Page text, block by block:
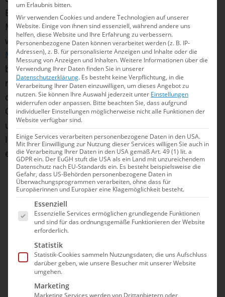
Berlin),
Nina Jazy (SG Essen), Nina Holt
Magdeburg) undJulianna Bocska(SG Essen)
waren über 4x50m Freistilam Vormittag in 1:35,69
Minuten zum deutschen Rekord gesprintet. Die
bisherige Kurzbahn-Bestmarke (1:36,73) stammte
noch aus dem Jahr 2009 und damit aus der Ära
der Hightechanzüge. Am Abend war das DSV-
Quartett dann sieben Hundertstel langsamer
unterwegs, was hinter den Niederlanden (1:33,85),
Italien (1:34,30) und Polen (1:35,75) Rang vier
einbrachte.
© Jo Kleindl
Angelina Köhler
um Erlaubnis bitten.
Wir verwenden Cookies und andere Technologien auf unserer
Website. Einige von ihnen sind essenziell, während andere uns
helfen, diese Website und Ihre Erfahrung zu verbessern.
Personenbezogene Daten können verarbeitet werden (z. B. IP-
Adressen), z. B. für personalisierte Anzeigen und Inhalte oder die
Messung von Anzeigen und Inhalten.Weitere Informationen über die
Verwendung Ihrer Daten finden Sie in unserer
Datenschutzerklärung. Es besteht keine Verpflichtung, in die
Verarbeitung Ihrer Daten einzuwilligen, um dieses Angebot zu
nutzen.Sie können Ihre Auswahl jederzeit unter Einstellungen
widerrufen oder anpassen. Bitte beachten Sie, dass aufgrund
individueller Einstellungen möglicherweise nicht alle Funktionen der
Website verfügbar sind.
Einige Services verarbeiten personenbezogene Daten in den USA.
Mit Ihrer Einwilligung zur Nutzung dieser Services willigen Sie auch in
die Verarbeitung Ihrer Daten in den USA gemäß Art. 49 (1) lit. a
GDPR ein. Der EuGH stuft die USA als ein Land mit unzureichendem
Datenschutz nach EU-Standards ein. Es besteht beispielsweise die
Gefahr, dass US-Behörden personenbezogene Daten in
Überwachungsprogrammen verarbeiten, ohne dass für
Europäerinnen und Europäer eine Klagemöglichkeit besteht.
Es folgt eine Liste der Service-Gruppen, für die
Essenziell
Essenzielle Services ermöglichen grundlegende Funktionen
und sind für das ordnungsgemäße Funktionieren der Website
erforderlich.
Statistik
Statistik-Cookies sammeln Nutzungsdaten, die uns Aufschluss
darüber geben, wie unsere Besucher mit unserer Website
umgehen.
Marketing